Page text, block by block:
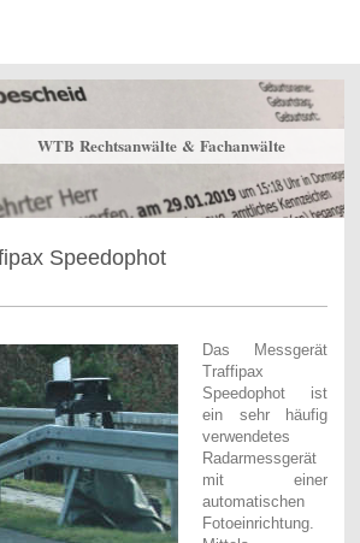
WTB Rechtsanwälte & Fachanwälte
Speedophot
Das Messgerät
Traffipax
Speedophot ist
ein sehr häufig
verwendetes
Radarmessgerät
mit einer
automatischen
Fotoeinrichtung.